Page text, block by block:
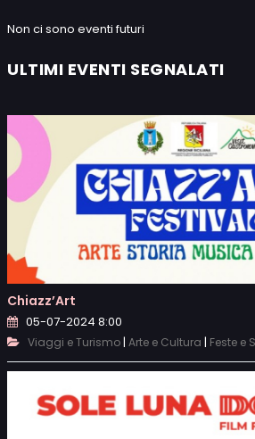
Non ci sono eventi futuri
ULTIMI EVENTI SEGNALATI
Chiazz’Art
05-07-2024 8:00
Viaggi e Turismo| Arte e Cultura | Feste e